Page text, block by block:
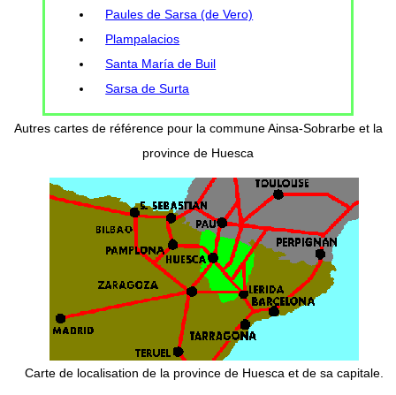
Paules de Sarsa (de Vero)
Plampalacios
Santa María de Buil
Sarsa de Surta
Autres cartes de référence pour la commune Ainsa-Sobrarbe et la
province de Huesca
Carte de localisation de la province de Huesca et de sa capitale.